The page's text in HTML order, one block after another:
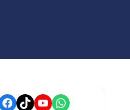
Facebook
TikTokYouTube
WhatsApp